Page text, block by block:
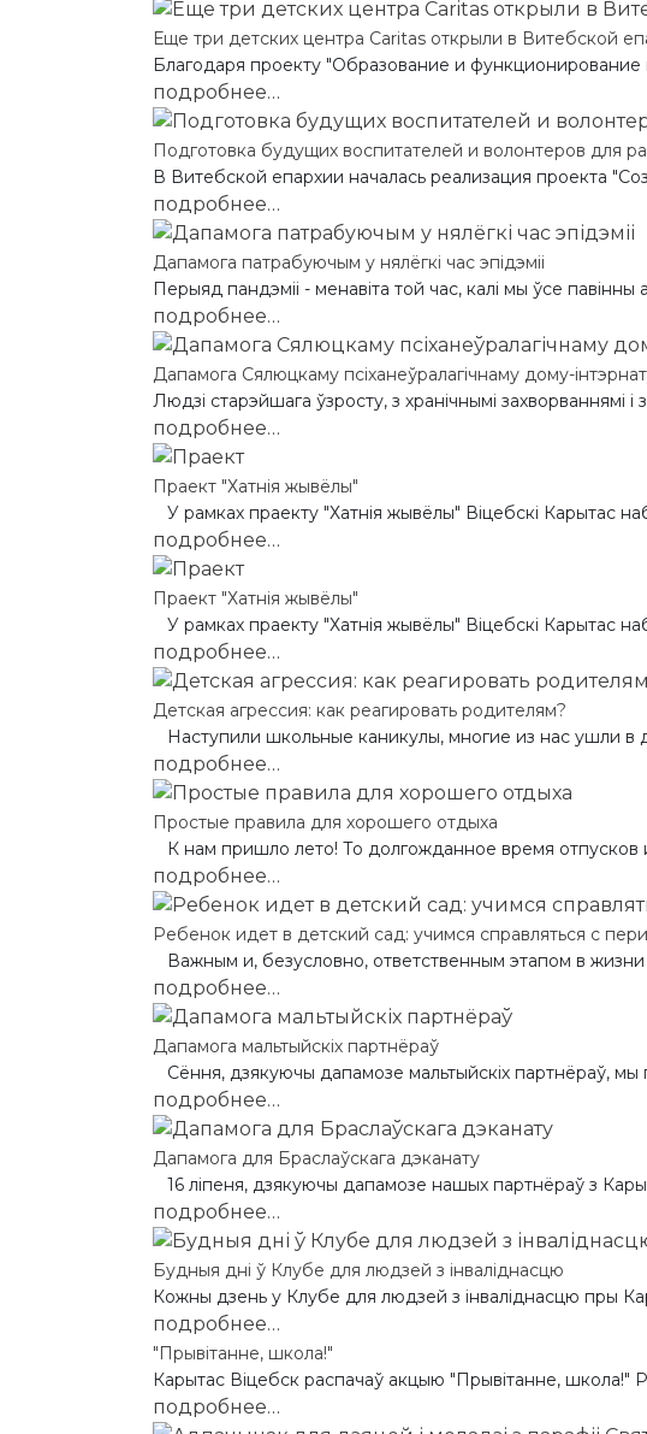
Еще три детских центра Caritas открыли в Витебской
Благодаря проекту "Образование и
подробнее…
Подготовка будущих воспитателей и волонтеров для
В Витебской епархии началась реализация проекта
подробнее…
Дапамога патрабуючым у нялёгкі час эпідэміі
Перыяд пандэміі - менавіта той час, калі мы ўсе
подробнее…
Дапамога Сялюцкаму псіханеўралагічнаму дому-
Людзі старэйшага ўзросту, з хранічнымі
подробнее…
Праект "Хатнія жывёлы"
У рамках праекту "Хатнія жывёлы" Віцебскі Карытас
подробнее…
Праект "Хатнія жывёлы"
У рамках праекту "Хатнія жывёлы" Віцебскі Карытас
подробнее…
Детская агрессия: как реагировать родителям?
Наступили школьные каникулы, многие из нас ушли в
подробнее…
Простые правила для хорошего отдыха
К нам пришло лето! То долгожданное время отпусков
подробнее…
Ребенок идет в детский сад: учимся справляться с
Важным и, безусловно, ответственным этапом в
подробнее…
Дапамога мальтыйскіх партнёраў
Сёння, дзякуючы дапамозе мальтыйскіх партнёраў, мы
подробнее…
Дапамога для Браслаўскага дэканату
16 ліпеня, дзякуючы дапамозе нашых партнёраў з
подробнее…
Будныя дні ў Клубе для людзей з інваліднасцю
Кожны дзень у Клубе для людзей з інваліднасцю пры
подробнее…
"Прывітанне, школа!"
Карытас Віцебск распачаў акцыю "Прывітанне, школа!"
подробнее…